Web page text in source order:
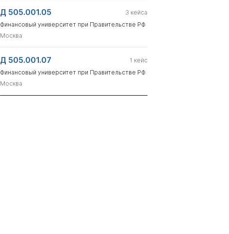
Д 505.001.05 3 кейса
Финансовый университет при Правительстве РФ
Москва
Д 505.001.07 1 кейс
Финансовый университет при Правительстве РФ
Москва